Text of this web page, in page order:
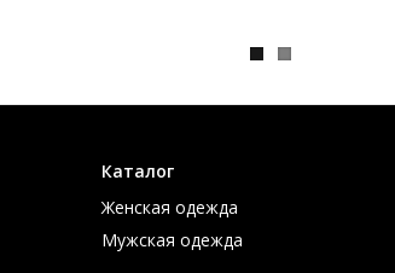
Каталог
Женская одежда
Мужская одежда